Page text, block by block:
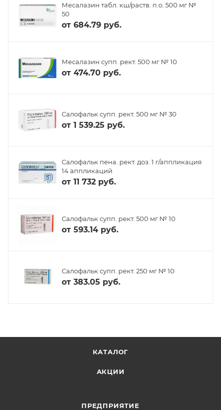
Месалазин табл. кш/раств. п.о. 500 мг №
50
от 684.79 руб.
Месалазин супп. рект. 500 мг № 10
от 474.70 руб.
Салофальк супп. рект. 500 мг № 30
от 1 539.25 руб.
Салофальк пена. рект. доз. 1 г/аппликация
14 аппликаций
от 11 732 руб.
Салофальк супп. рект. 500 мг № 10
от 593.14 руб.
Салофальк супп. рект. 250 мг № 10
от 383.05 руб.
КАТАЛОГ
АКЦИИ
ПРЕДПРИЯТИЕ